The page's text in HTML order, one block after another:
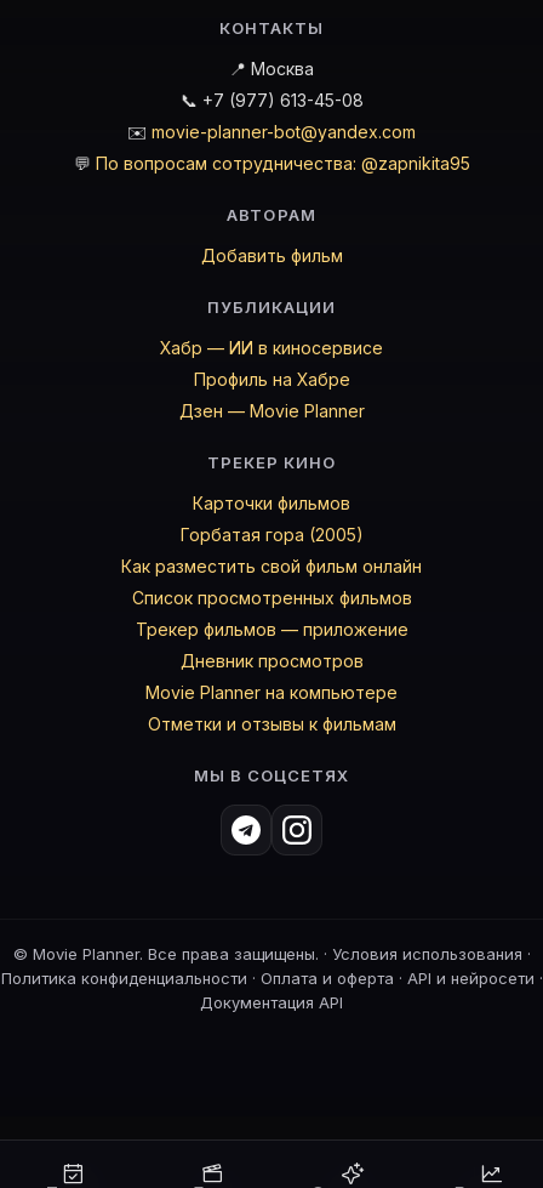
КОНТАКТЫ
📍 Москва
📞 +7 (977) 613-45-08
✉️ movie-planner-bot@yandex.com
💬 По вопросам сотрудничества: @zapnikita95
АВТОРАМ
Добавить фильм
ПУБЛИКАЦИИ
Хабр — ИИ в киносервисе
Профиль на Хабре
Дзен — Movie Planner
ТРЕКЕР КИНО
Карточки фильмов
Горбатая гора (2005)
Как разместить свой фильм онлайн
Список просмотренных фильмов
Трекер фильмов — приложение
Дневник просмотров
Movie Planner на компьютере
Отметки и отзывы к фильмам
МЫ В СОЦСЕТЯХ
© Movie Planner. Все права защищены. · Условия использования ·
Политика конфиденциальности · Оплата и оферта · API и нейросети ·
Документация API